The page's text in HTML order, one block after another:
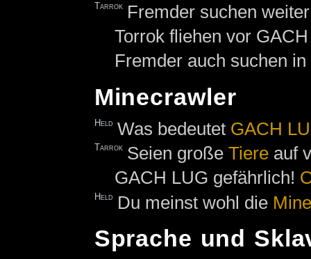
Tarrok Fremder suchen
Torrok fliehen vor
Fremder auch suchen
Minecrawler
Held Was bedeutet GACH
Tarrok Seien großeTiere auf
GACH LUG gefährlich!
Held Du meinst wohl die
Sprache und